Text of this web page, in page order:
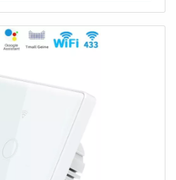
discret, et prend également en
via Alexa ou Google Home.
maison, un appartement ou un
centralisé plus confortable au